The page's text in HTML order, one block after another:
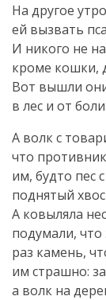
На другое
ей вызвать
И никого не
кроме кошки,
Вот вышли
в лес и от
А волк с
что
им, будто пес
поднятый
А ковыляла
подумали,
раз камень,
им страшно:
а волк на